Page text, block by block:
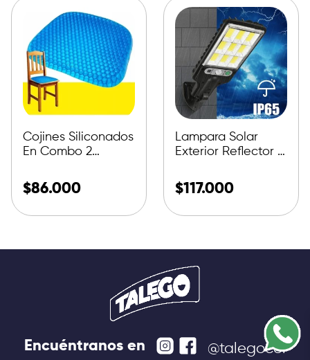
Cojines Siliconados
En Combo 2
$86.000
Lampara Solar
Exterior Reflector X
$117.000
Encuéntranos en @talegocol